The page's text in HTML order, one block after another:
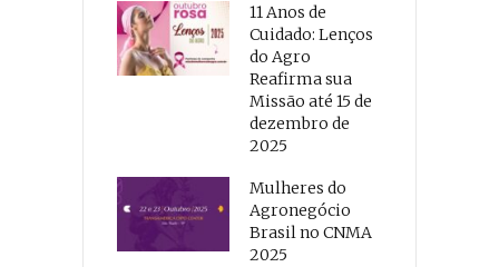
11 Anos de
Cuidado: Lenços
do Agro
Reafirma sua
Missão até 15 de
dezembro de
2025
Mulheres do
Agronegócio
Brasil no CNMA
2025